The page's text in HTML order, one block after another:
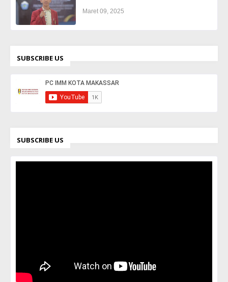
Maret 09, 2025
SUBSCRIBE US
SUBSCRIBE US